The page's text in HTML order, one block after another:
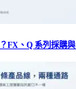
FX、Q 系列採購